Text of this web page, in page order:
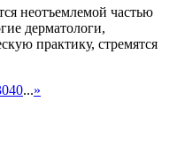
неотъемлемой частью
дерматологи,
практику, стремятся
40...»